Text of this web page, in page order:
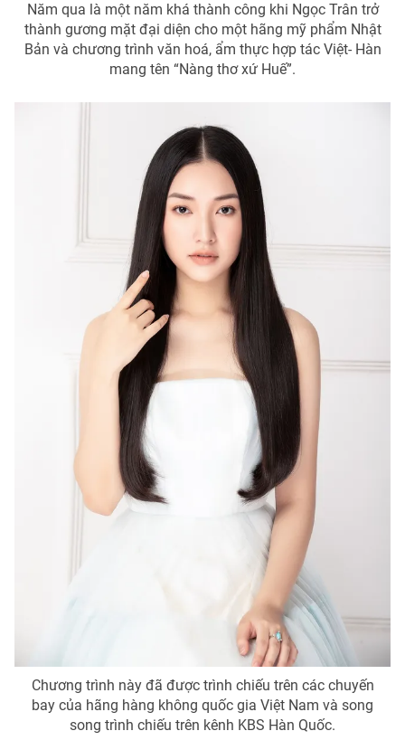
Năm qua là một năm khá thành công khi Ngọc Trân trở
thành gương mặt đại diện cho một hãng mỹ phẩm Nhật
Bản và chương trình văn hoá, ẩm thực hợp tác Việt- Hàn
mang tên “Nàng thơ xứ Huế”.
Chương trình này đã được trình chiếu trên các chuyến
bay của hãng hàng không quốc gia Việt Nam và song
song trình chiếu trên kênh KBS Hàn Quốc.